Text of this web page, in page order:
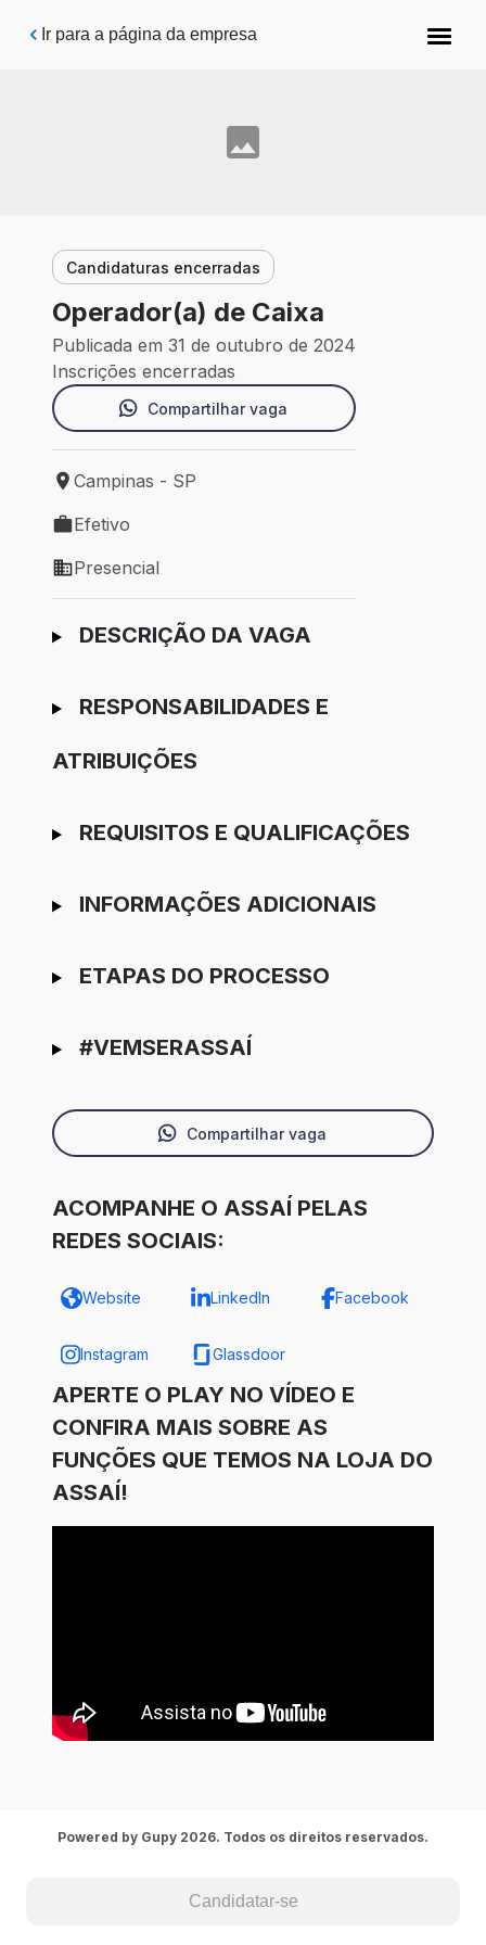
Pular para o conteúdo principal
Ir para a página da empresa
Candidaturas encerradas
Operador(a) de Caixa
Publicada em 31 de outubro de 2024
Inscrições encerradas
Compartilhar vaga
Local de trabalho: Campinas - SP
Campinas - SP
Tipo de vaga: Efetivo
Efetivo
Modelo de trabalho: Presencial
Presencial
Ir para candidatura
DESCRIÇÃO DA VAGA
RESPONSABILIDADES E
ATRIBUIÇÕES
REQUISITOS E QUALIFICAÇÕES
INFORMAÇÕES ADICIONAIS
ETAPAS DO PROCESSO
#VEMSERASSAÍ
Compartilhar vaga
ACOMPANHE O ASSAÍ PELAS
REDES SOCIAIS:
Website LinkedIn Facebook
Instagram Glassdoor
APERTE O PLAY NO VÍDEO E
CONFIRA MAIS SOBRE AS
FUNÇÕES QUE TEMOS NA LOJA DO
ASSAÍ!
Candidatar-se
Powered by Gupy 2026. Todos os direitos reservados.